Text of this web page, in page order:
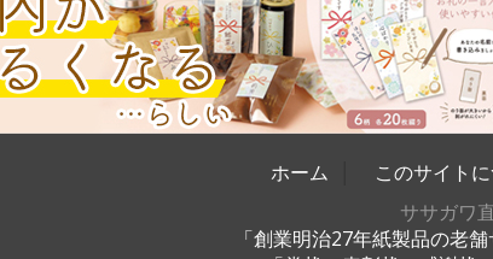
ホーム このサイト
ササガワ
「創業明治27年紙製品の老